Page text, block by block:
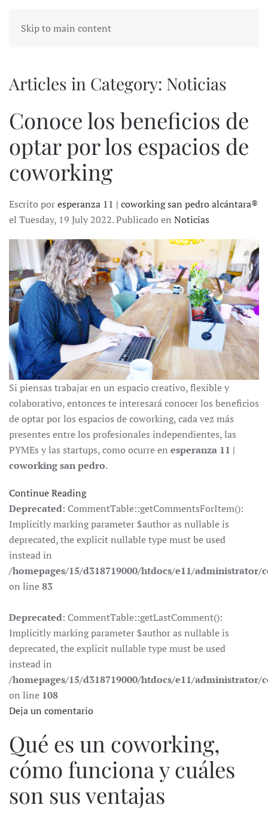
Skip to main content
Articles in Category: Noticias
Conoce los beneficios de
optar por los espacios de
coworking
Escrito poresperanza 11 | coworking san pedro alcántara®
el Tuesday, 19 July 2022. Publicado en Noticias
Si piensas trabajar en un espacio creativo, flexible y
colaborativo, entonces te interesará conocer los beneficios
de optar por los espacios de coworking, cada vez más
presentes entre los profesionales independientes, las
PYMEs y las startups, como ocurre en esperanza 11 |
coworking san pedro.
Continue Reading
Deprecated: CommentTable::getCommentsForItem():
Implicitly marking parameter $author as nullable is
deprecated, the explicit nullable type must be used
instead in
/homepages/15/d318719000/htdocs/e11/
on line83
Deprecated: CommentTable::getLastComment():
Implicitly marking parameter $author as nullable is
deprecated, the explicit nullable type must be used
instead in
/homepages/15/d318719000/htdocs/e11/
on line 108
Deja un comentario
Qué es un coworking,
cómo funciona y cuáles
son sus ventajas